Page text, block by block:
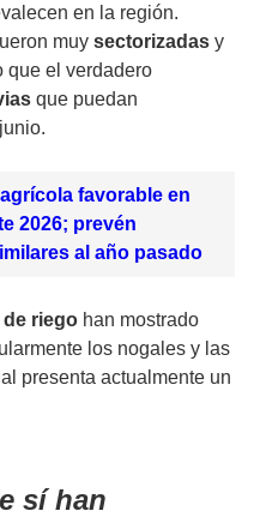
en la región.
muy sectorizadas y
que el verdadero
que puedan
favorable en
2026; prevén
al año pasado
riego han mostrado
los nogales y las
presenta actualmente un
sí han